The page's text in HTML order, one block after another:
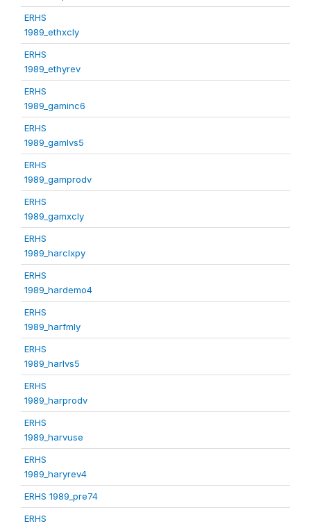
ERHS
1989_ethxcly
ERHS
1989_ethyrev
ERHS
1989_gaminc6
ERHS
1989_gamlvs5
ERHS
1989_gamprodv
ERHS
1989_gamxcly
ERHS
1989_harclxpy
ERHS
1989_hardemo4
ERHS
1989_harfmly
ERHS
1989_harlvs5
ERHS
1989_harprodv
ERHS
1989_harvuse
ERHS
1989_haryrev4
ERHS 1989_pre74
ERHS